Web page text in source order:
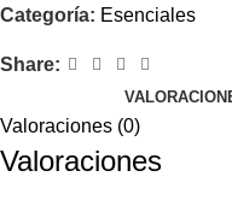
Categoría: Esenciales
Share:
Valoraciones (0)
Valoraciones